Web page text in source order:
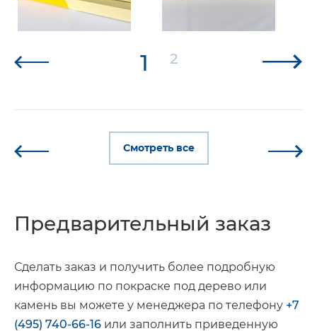
1 2
Смотреть все
Предварительный заказ
Сделать заказ и получить более подробную
информацию по покраске под дерево или
камень вы можете у менеджера по телефону +7
(495) 740-66-16 или заполнить приведенную